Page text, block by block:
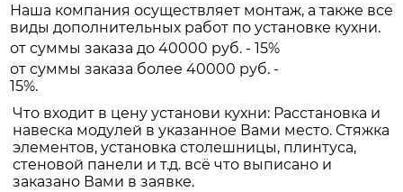
Наша компания осуществляет монтаж, а также все
виды дополнительных работ по установке кухни.
от суммы заказа до 40000 руб. - 15%
от суммы заказа более 40000 руб. -
15%.
Что входит в цену установи кухни: Расстановка и
навеска модулей в указанное Вами место. Стяжка
элементов, установка столешницы, плинтуса,
стеновой панели и т.д. всё что выписано и
заказано Вами в заявке.